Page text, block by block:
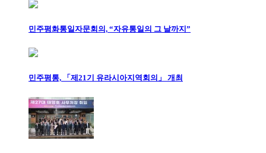
민주평화통일자문회의, “자유통일의 그 날까지”
민주평통, 「제21기 유라시아지역회의」 개최